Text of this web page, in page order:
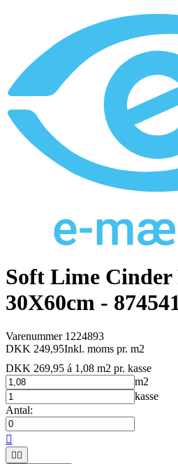
Soft Lime Cinder
30X60cm -
Varenummer 1224893
DKK 249,95Inkl. moms pr. m2
DKK 269,95 á 1,08 m2 pr. kasse
m2
kasse
Antal:

 